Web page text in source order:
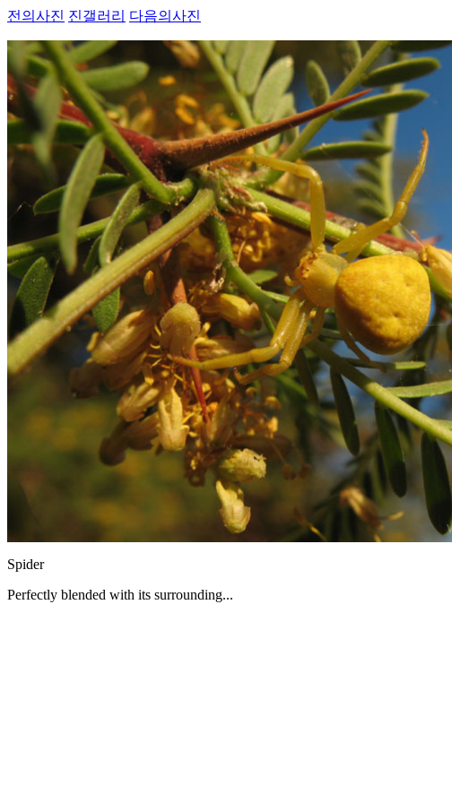
전의사진 진갤러리 다음의사진
Spider
Perfectly blended with its surrounding...